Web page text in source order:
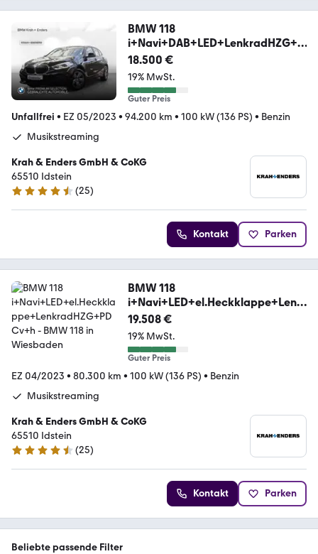
BMW 118
i+Navi+DAB+LED+LenkradHZG+T
emp+SHZ+PDCv+h
18.500 €
19% MwSt.
Guter Preis
Unfallfrei • EZ 05/2023 • 94.200 km • 100 kW (136 PS) • Benzin
Musikstreaming
Krah & Enders GmbH & CoKG
65510 Idstein
4.4 Sterne
(25)
Kontakt Parken
BMW 118
i+Navi+LED+el.Heckklappe+Lenk
radHZG+PDCv+h
19.508 €
19% MwSt.
Guter Preis
EZ 04/2023 • 80.300 km • 100 kW (136 PS) • Benzin
Musikstreaming
Krah & Enders GmbH & CoKG
65510 Idstein
4.4 Sterne
(25)
Kontakt Parken
Beliebte passende Filter